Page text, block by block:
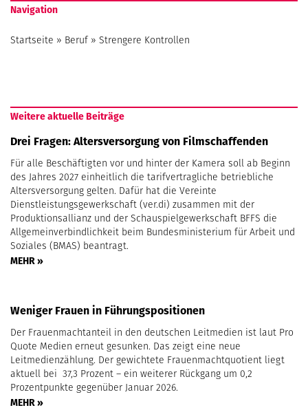
Navigation
Startseite » Beruf» Strengere Kontrollen
Weitere aktuelle Beiträge
Drei Fragen: Altersversorgung von Filmschaffenden
Für alle Beschäftigten vor und hinter der Kamera soll ab Beginn
des Jahres 2027 einheitlich die tarifvertragliche betriebliche
Altersversorgung gelten. Dafür hat die Vereinte
Dienstleistungsgewerkschaft (ver.di) zusammen mit der
Produktionsallianz und der Schauspielgewerkschaft BFFS die
Allgemeinverbindlichkeit beim Bundesministerium für Arbeit und
Soziales (BMAS) beantragt.
MEHR »
Weniger Frauen in Führungspositionen
Der Frauenmachtanteil in den deutschen Leitmedien ist laut Pro
Quote Medien erneut gesunken. Das zeigt eine neue
Leitmedienzählung. Der gewichtete Frauenmachtquotient liegt
aktuell bei 37,3 Prozent – ein weiterer Rückgang um 0,2
Prozentpunkte gegenüber Januar 2026.
MEHR »